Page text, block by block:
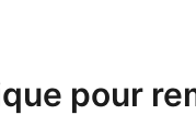
pour